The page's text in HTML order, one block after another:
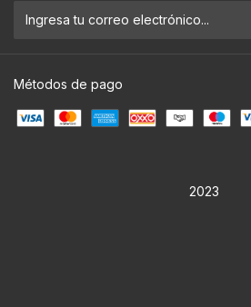
Métodos de pago
2023